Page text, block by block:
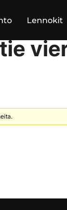
Lennokit